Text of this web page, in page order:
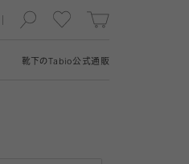
靴下の Tabio公式通販